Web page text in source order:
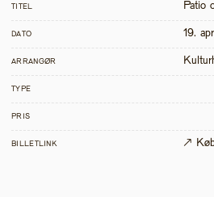
TITEL Patio
DATO 19.
ARRANGØR
TYPE
PRIS
BILLETLINK ↗